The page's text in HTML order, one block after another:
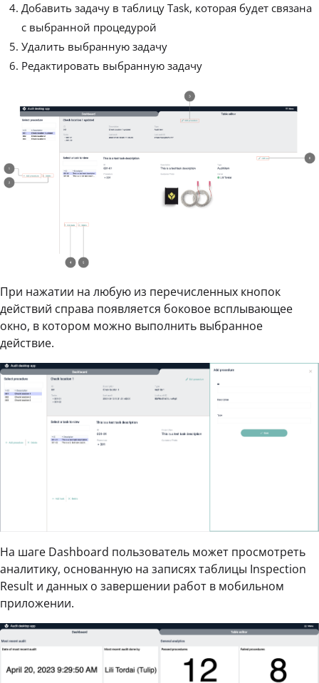
Добавить задачу в таблицу Task, которая будет связана
с выбранной процедурой
Удалить выбранную задачу
Редактировать выбранную задачу
При нажатии на любую из перечисленных кнопок
действий справа появляется боковое всплывающее
окно, в котором можно выполнить выбранное
действие.
На шаге Dashboard пользователь может просмотреть
аналитику, основанную на записях таблицы Inspection
Result и данных о завершении работ в мобильном
приложении.